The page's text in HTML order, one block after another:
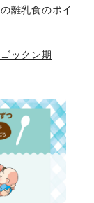
離乳食のポイ
ックン期